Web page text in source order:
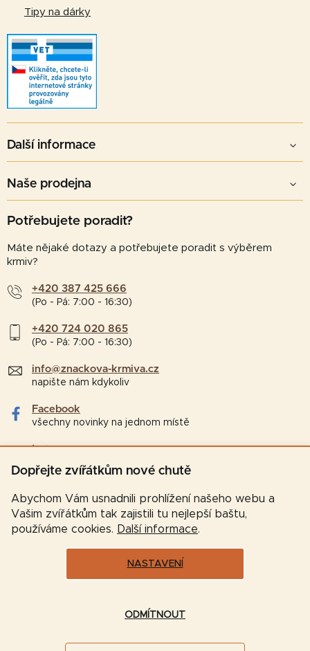
Dopřejte zvířátkům nové chutě
Abychom Vám usnadnili prohlížení našeho webu a
Vašim zvířátkům tak zajistili tu nejlepší baštu,
používáme cookies. Další informace.
NASTAVENÍ
ODMÍTNOUT
Tipy na dárky
Další informace
Naše prodejna
Potřebujete poradit?
Máte nějaké dotazy a potřebujete poradit s výběrem
krmiv?
+420 387 425 666
(Po - Pá: 7:00 - 16:30)
+420 724 020 865
(Po - Pá: 7:00 - 16:30)
info@znackova-krmiva.cz
napište nám kdykoliv
Facebook
všechny novinky na jednom místě
Instagram
tipy a zajímavosti pro chovatele
Vytvořil Shoptet